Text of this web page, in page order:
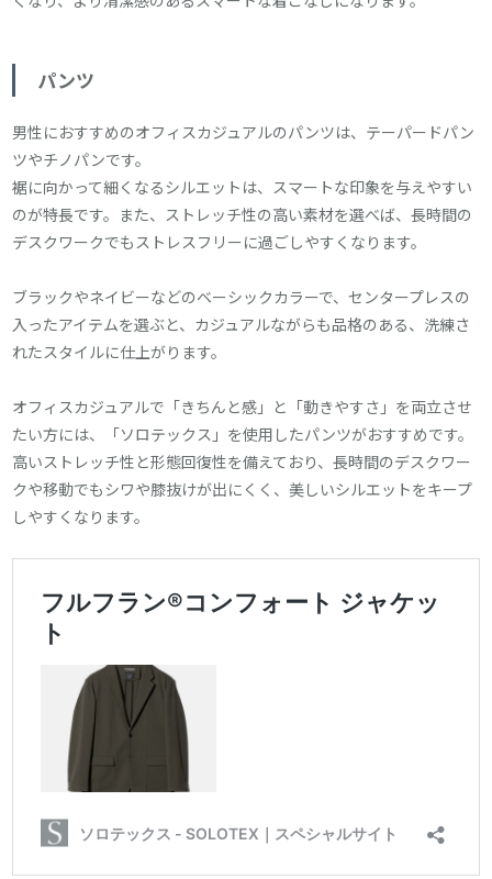
パンツ
男性におすすめのオフィスカジュアルのパンツは、テーパードパン
ツやチノパンです。
裾に向かって細くなるシルエットは、スマートな印象を与えやすい
のが特長です。また、ストレッチ性の高い素材を選べば、長時間の
デスクワークでもストレスフリーに過ごしやすくなります。
ブラックやネイビーなどのベーシックカラーで、センタープレスの
入ったアイテムを選ぶと、カジュアルながらも品格のある、洗練さ
れたスタイルに仕上がります。
オフィスカジュアルで「きちんと感」と「動きやすさ」を両立させ
たい方には、「ソロテックス」を使用したパンツがおすすめです。
高いストレッチ性と形態回復性を備えており、長時間のデスクワー
クや移動でもシワや膝抜けが出にくく、美しいシルエットをキープ
しやすくなります。